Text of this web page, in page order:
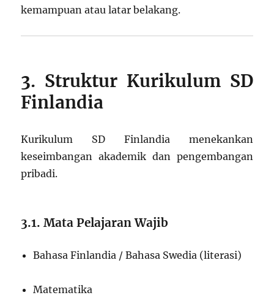
kemampuan atau latar belakang.
3. Struktur Kurikulum SD
Finlandia
Kurikulum SD Finlandia menekankan
keseimbangan akademik dan pengembangan
pribadi.
3.1. Mata Pelajaran Wajib
Bahasa Finlandia / Bahasa Swedia (literasi)
Matematika